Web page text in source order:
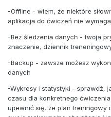
-Offline - wiem, że niektóre
aplikacja do ćwiczeń nie
-Bez śledzenia danych - twoja
znaczenie, dziennik
-Backup - zawsze możesz
danych
-Wykresy i statystyki - sprawdź,
czasu dla konkretnego
upewnić się, że plan treningowy